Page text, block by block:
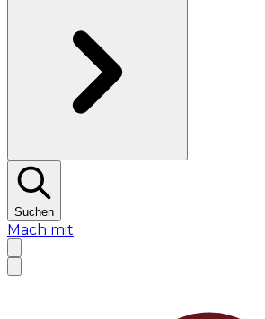
Suchen
Mach mit